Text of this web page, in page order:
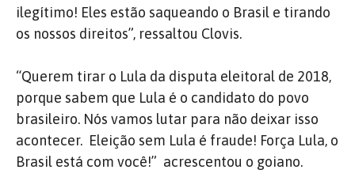
ilegítimo! Eles estão saqueando o Brasil e tirando
os nossos direitos”, ressaltou Clovis.
“Querem tirar o Lula da disputa eleitoral de 2018,
porque sabem que Lula é o candidato do povo
brasileiro. Nós vamos lutar para não deixar isso
acontecer. Eleição sem Lula é fraude! Força Lula, o
Brasil está com você!” acrescentou o goiano.